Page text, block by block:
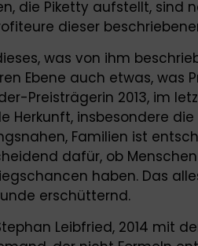
die Piketty aufstellt, sind
dieser
was von ihm
Ebene auch etwas, was
Preisträgerin 2013, im
Herkunft, insbesondere
Familien ist
dafür, ob
haben. Das
erschütternd.
Leibfried, 2014 mit